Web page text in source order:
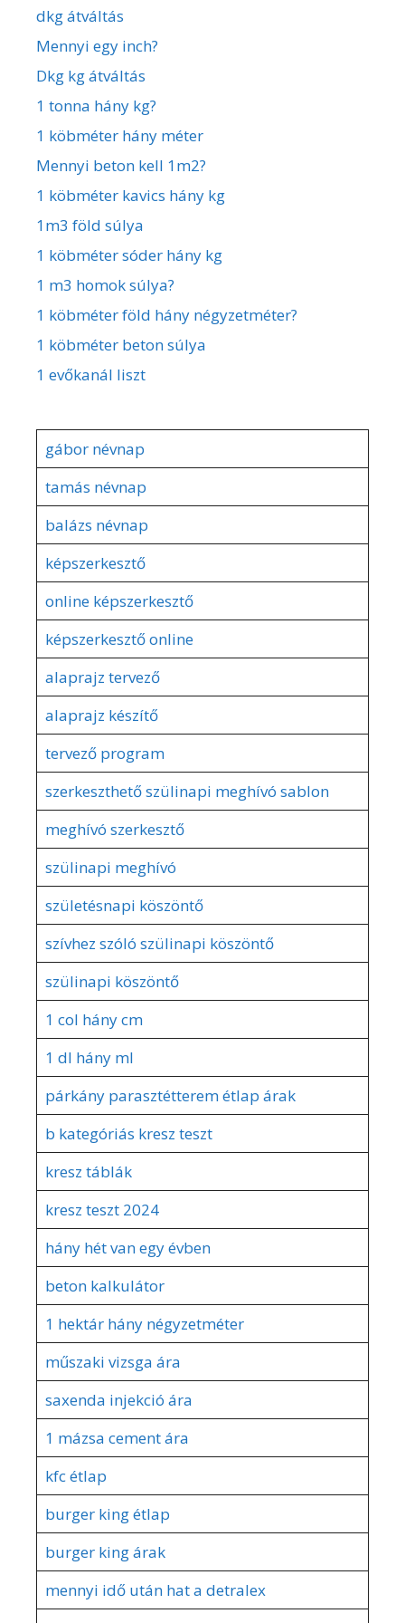
dkg átváltás
Mennyi egy inch?
Dkg kg átváltás
1 tonna hány kg?
1 köbméter hány méter
Mennyi beton kell 1m2?
1 köbméter kavics hány kg
1m3 föld súlya
1 köbméter sóder hány kg
1 m3 homok súlya?
1 köbméter föld hány négyzetméter?
1 köbméter beton súlya
1 evőkanál liszt
gábor névnap
tamás névnap
balázs névnap
képszerkesztő
online képszerkesztő
képszerkesztő online
alaprajz tervező
alaprajz készítő
tervező program
szerkeszthető szülinapi meghívó sablon
meghívó szerkesztő
szülinapi meghívó
születésnapi köszöntő
szívhez szóló szülinapi köszöntő
szülinapi köszöntő
1 col hány cm
1 dl hány ml
párkány parasztétterem étlap árak
b kategóriás kresz teszt
kresz táblák
kresz teszt 2024
hány hét van egy évben
beton kalkulátor
1 hektár hány négyzetméter
műszaki vizsga ára
saxenda injekció ára
1 mázsa cement ára
kfc étlap
burger king étlap
burger king árak
mennyi idő után hat a detralex